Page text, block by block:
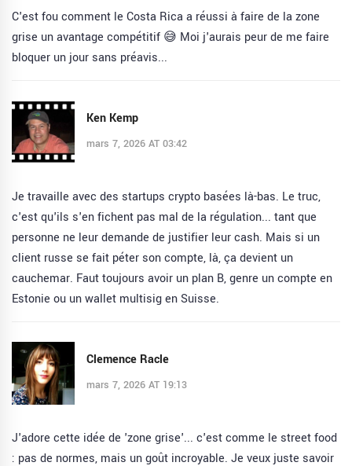
C'est fou comment le Costa Rica a réussi à faire de la zone
grise un avantage compétitif 😅 Moi j'aurais peur de me faire
bloquer un jour sans préavis...
Ken Kemp
mars 7, 2026 AT 03:42
Je travaille avec des startups crypto basées là-bas. Le truc,
c'est qu'ils s'en fichent pas mal de la régulation... tant que
personne ne leur demande de justifier leur cash. Mais si un
client russe se fait péter son compte, là, ça devient un
cauchemar. Faut toujours avoir un plan B, genre un compte en
Estonie ou un wallet multisig en Suisse.
Clemence Racle
mars 7, 2026 AT 19:13
J'adore cette idée de 'zone grise'... c'est comme le street food
: pas de normes, mais un goût incroyable. Je veux juste savoir